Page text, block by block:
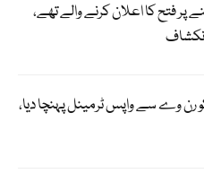
پر فتح کا اعلان کرنے والے تھے،
رن وے سے واپس ٹرمینل پہنچا دیا،